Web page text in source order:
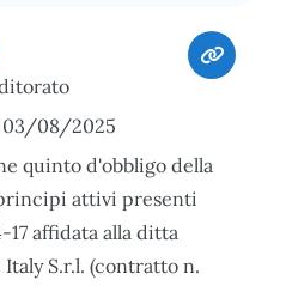
03/08/2025
quinto d'obbligo della
attivi presenti
affidata alla ditta
S.r.l. (contratto n.